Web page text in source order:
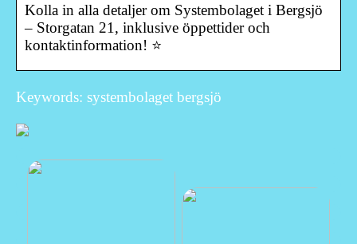
Kolla in alla detaljer om Systembolaget i Bergsjö
– Storgatan 21, inklusive öppettider och
kontaktinformation! ⭐
Keywords: systembolaget bergsjö